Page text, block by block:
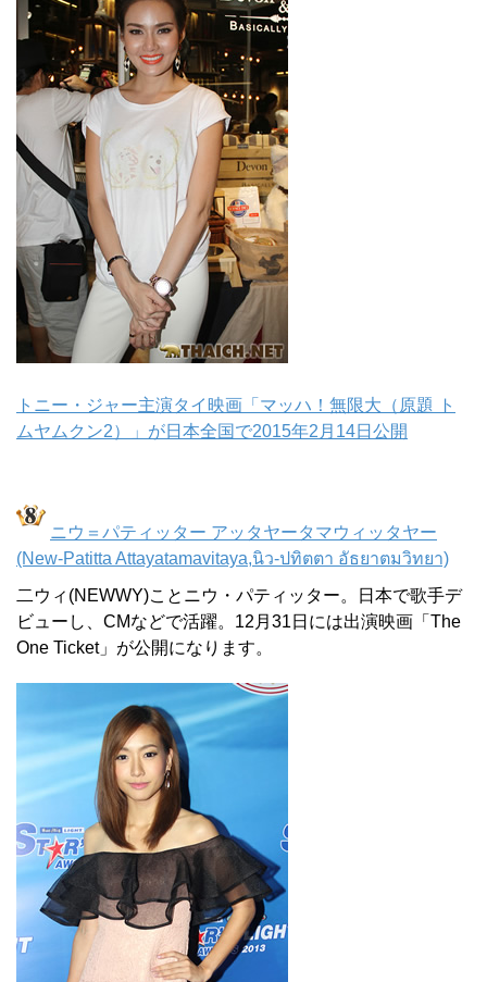
トニー・ジャー主演タイ映画「マッハ！無限大（原題 ト
ムヤムクン2）」が日本全国で2015年2月14日公開
ニウ＝パティッター アッタヤータマウィッタヤー
(New-Patitta Attayatamavitaya,นิว-ปทิตตา อัธยาตมวิทยา)
二ウィ(NEWWY)ことニウ・パティッター。日本で歌手デ
ビューし、CMなどで活躍。12月31日には出演映画「The
One Ticket」が公開になります。